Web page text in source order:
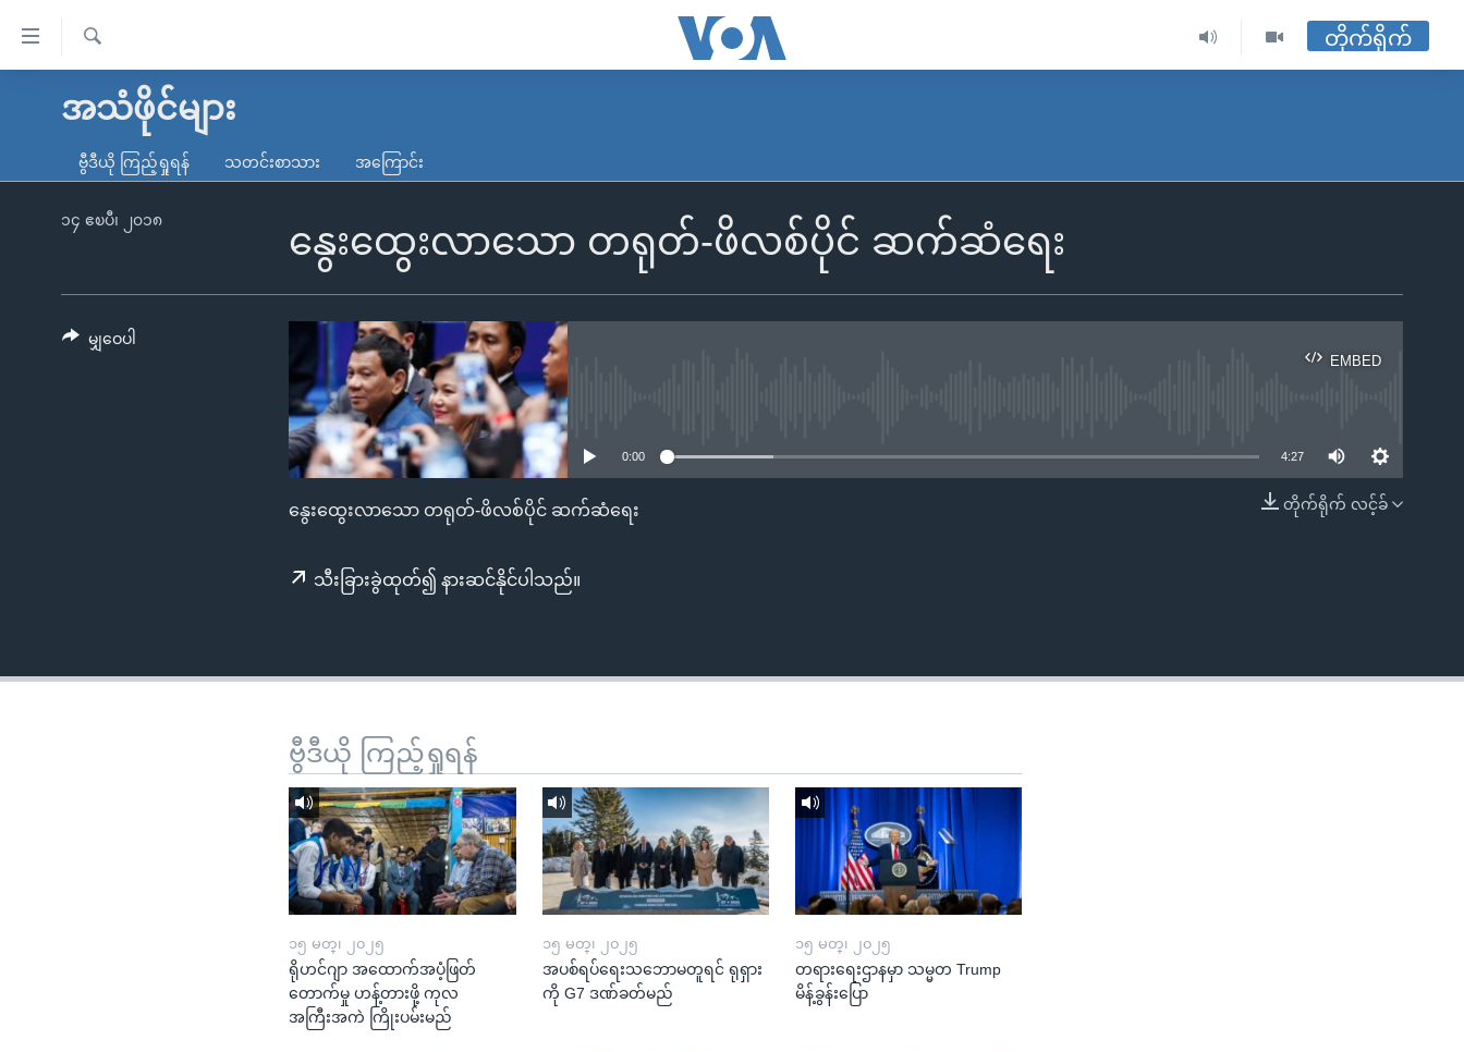
လွယ်ကူ
သည့်
မူလစာမျက်နှာ
ကမ္ဘာ့သတင်းများ
နိုင်ငံတကာ
တရုတ်
အစ္စရေး-ပါလက်စတိုင်း
ရပ်ဝန်းတခု လမ်းတခု အလွန်
အင်္ဂလိပ်စာလေ့လာမယ်
ရ
တိုက်ရိုက်
အသံဖိုင်များ
ဗွီဒီယို ကြည့်ရှုရန် သတင်းစာသား အကြောင်း
နွေးထွေးလာသော တရုတ်-ဖိလစ်ပိုင် ဆက်ဆံရေး
၁၄ ဧၿပီ၊ ၂၀၁၈
EMBED
EMBED
0:00 4:27
တိုက်ရိုက် လင့်ခ်
နွေးထွေးလာသော တရုတ်-ဖိလစ်ပိုင် ဆက်ဆံရေး
သီးခြားခွဲထုတ်၍ နားဆင်နိုင်ပါသည်။
မျှဝေပါ
ဗွီဒီယို ကြည့်ရှုရန်
၁၅ မတ္၊ ၂၀၂၅
ရိုဟင်ဂျာ အထောက်အပံ့ဖြတ်
တောက်မှု ဟန့်တားဖို့ ကုလ
အကြီးအကဲ ကြိုးပမ်းမည်
၁၅ မတ္၊ ၂၀၂၅
အပစ်ရပ်ရေးသဘောမတူရင် ရုရှား
ကို G7 ဒဏ်ခတ်မည်
၁၅ မတ္၊ ၂၀၂၅
တရားရေးဌာနမှာ သမ္မတ Trump
မိန့်ခွန်းပြော